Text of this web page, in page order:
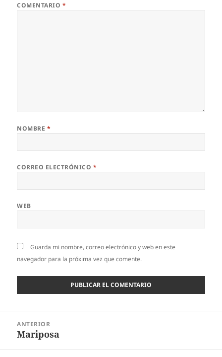
COMENTARIO *
NOMBRE *
CORREO ELECTRÓNICO *
WEB
Guarda mi nombre, correo electrónico y web en este
navegador para la próxima vez que comente.
entradas
ANTERIOR
Entrada
Mariposa